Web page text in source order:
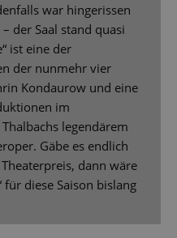
war hingerissen
der Saal stand quasi
ist eine der
der nunmehr vier
Kondaurow und eine
im
legendärem
Gäbe es endlich
dann wäre
für diese Saison bislang